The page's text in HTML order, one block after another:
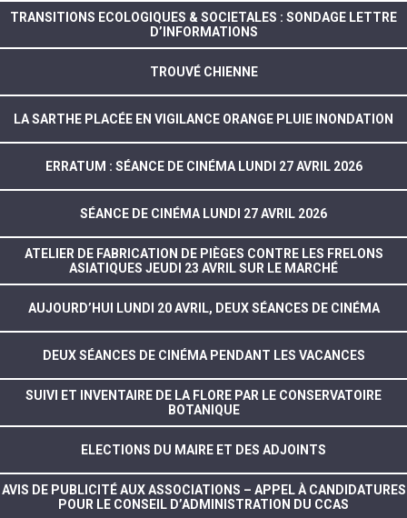
TRANSITIONS ECOLOGIQUES & SOCIETALES : SONDAGE LETTRE
D’INFORMATIONS
TROUVÉ CHIENNE
LA SARTHE PLACÉE EN VIGILANCE ORANGE PLUIE INONDATION
ERRATUM : SÉANCE DE CINÉMA LUNDI 27 AVRIL 2026
SÉANCE DE CINÉMA LUNDI 27 AVRIL 2026
ATELIER DE FABRICATION DE PIÈGES CONTRE LES FRELONS
ASIATIQUES JEUDI 23 AVRIL SUR LE MARCHÉ
AUJOURD’HUI LUNDI 20 AVRIL, DEUX SÉANCES DE CINÉMA
DEUX SÉANCES DE CINÉMA PENDANT LES VACANCES
SUIVI ET INVENTAIRE DE LA FLORE PAR LE CONSERVATOIRE
BOTANIQUE
ELECTIONS DU MAIRE ET DES ADJOINTS
AVIS DE PUBLICITÉ AUX ASSOCIATIONS – APPEL À CANDIDATURES
POUR LE CONSEIL D’ADMINISTRATION DU CCAS